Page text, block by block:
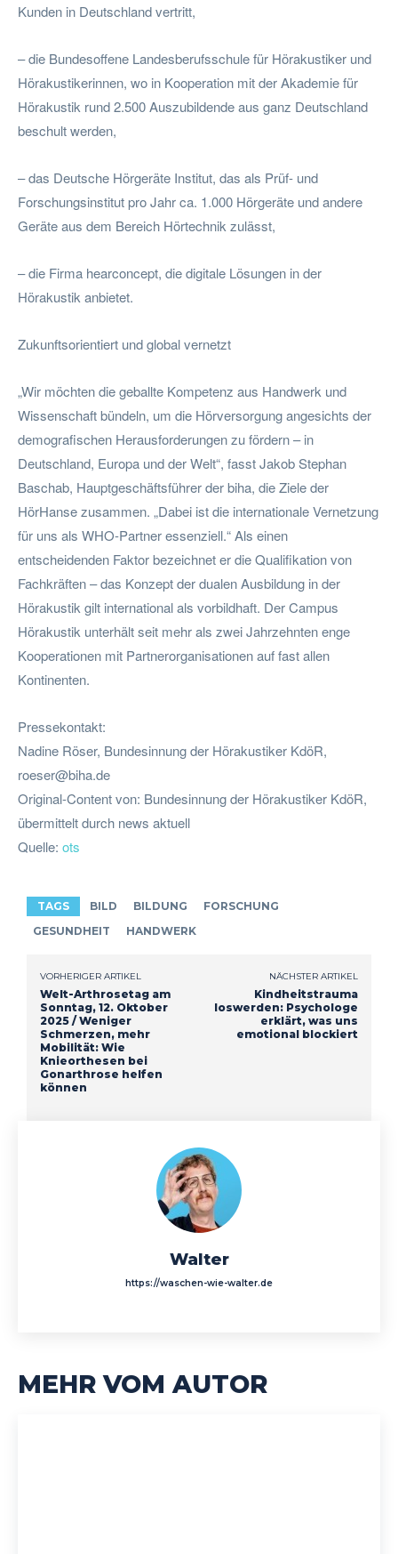
Kunden in Deutschland vertritt,
– die Bundesoffene Landesberufsschule für Hörakustiker und
Hörakustikerinnen, wo in Kooperation mit der Akademie für
Hörakustik rund 2.500 Auszubildende aus ganz Deutschland
beschult werden,
– das Deutsche Hörgeräte Institut, das als Prüf- und
Forschungsinstitut pro Jahr ca. 1.000 Hörgeräte und andere
Geräte aus dem Bereich Hörtechnik zulässt,
– die Firma hearconcept, die digitale Lösungen in der
Hörakustik anbietet.
Zukunftsorientiert und global vernetzt
„Wir möchten die geballte Kompetenz aus Handwerk und
Wissenschaft bündeln, um die Hörversorgung angesichts der
demografischen Herausforderungen zu fördern – in
Deutschland, Europa und der Welt“, fasst Jakob Stephan
Baschab, Hauptgeschäftsführer der biha, die Ziele der
HörHanse zusammen. „Dabei ist die internationale Vernetzung
für uns als WHO-Partner essenziell.“ Als einen
entscheidenden Faktor bezeichnet er die Qualifikation von
Fachkräften – das Konzept der dualen Ausbildung in der
Hörakustik gilt international als vorbildhaft. Der Campus
Hörakustik unterhält seit mehr als zwei Jahrzehnten enge
Kooperationen mit Partnerorganisationen auf fast allen
Kontinenten.
Pressekontakt:
Nadine Röser, Bundesinnung der Hörakustiker KdöR,
roeser@biha.de
Original-Content von: Bundesinnung der Hörakustiker KdöR,
übermittelt durch news aktuell
Quelle: ots
TAGS BILD BILDUNG
FORSCHUNG
GESUNDHEIT
HANDWERK
VORHERIGER ARTIKEL
Welt-Arthrosetag am
Sonntag, 12. Oktober
2025 / Weniger
Schmerzen, mehr
Mobilität: Wie
Knieorthesen bei
Gonarthrose helfen
können
NÄCHSTER ARTIKEL
Kindheitstrauma
loswerden: Psychologe
erklärt, was uns
emotional blockiert
Walter
https://waschen-wie-walter.de
MEHR VOM AUTOR